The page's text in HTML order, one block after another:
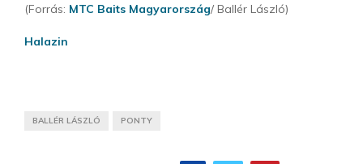
(Forrás: MTC Baits Magyarország/ Ballér László)
Halazin
BALLÉR LÁSZLÓ PONTY